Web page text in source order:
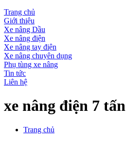
Trang chủ
Giới thiệu
Xe nâng Dầu
Xe nâng điện
Xe nâng tay điện
Xe nâng chuyên dụng
Phụ tùng xe nâng
Tin tức
Liên hệ
xe nâng điện 7 tấn
Trang chủ